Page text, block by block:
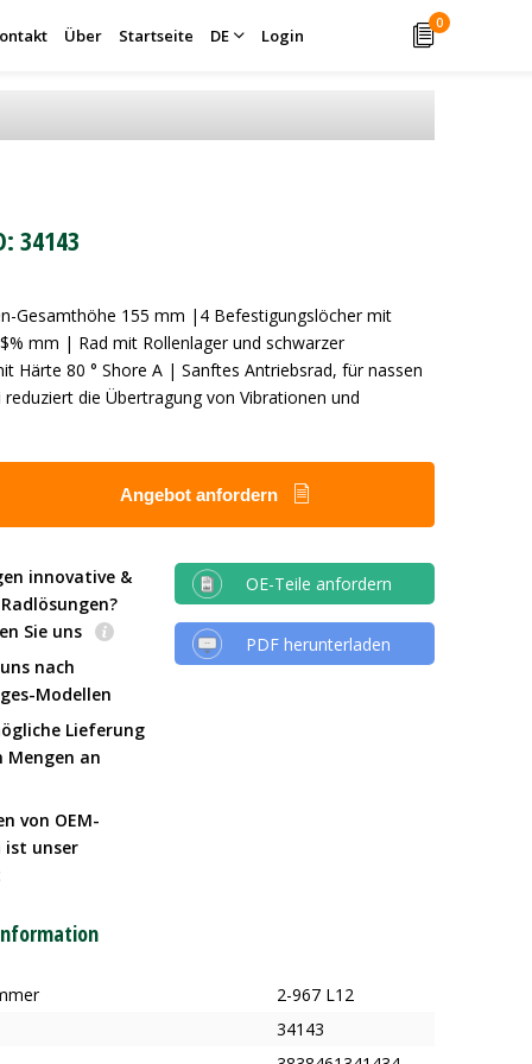
Über Startseite DE Login
0
34143
Gesamthöhe 155 mm |4 Befestigungslöcher mit
mm | Rad mit Rollenlager und schwarzer
Härte 80 ° Shore A | Sanftes Antriebsrad, für nassen
die Übertragung von Vibrationen und
Angebot anfordern
innovative &
Sie uns
nach
Modellen
Lieferung
Mengen an
von OEM-
ist unser
OE-Teile anfordern
PDF herunterladen
2-967 L12
34143